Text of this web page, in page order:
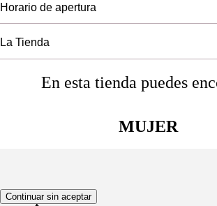
Horario de apertura
La Tienda
En esta tienda puedes
MUJER
Zapatos
Continuar sin aceptar